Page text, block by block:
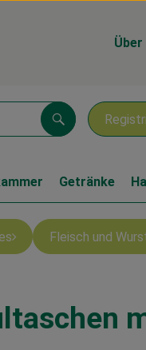
Über
Suchen
Getränke
Fleisch und
hinzufügen